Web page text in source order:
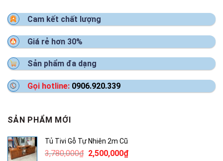
Cam kết chất lượng
Giá rẻ hơn 30%
Sản phẩm đa dạng
Gọi hotline: 0906.920.339
SẢN PHẨM MỚI
Tủ Tivi Gỗ Tự Nhiên 2m Cũ
3,780,000₫ Giá
2,500,000₫Giá